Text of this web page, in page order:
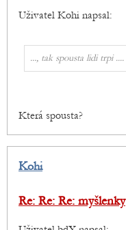
Uživatel Kohi napsal:
..., tak spousta lidi trpi ....
Která spousta?
Kohi
Re: Re: Re: myšlenky